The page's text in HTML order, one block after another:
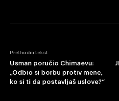
Prethodni tekst
Usman poručio Chimaevu:
„Odbio si borbu protiv mene,
ko si ti da postavljaš uslove?“